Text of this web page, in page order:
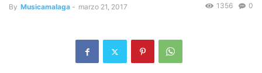
By Musicamalaga - marzo 21, 2017 0
1356